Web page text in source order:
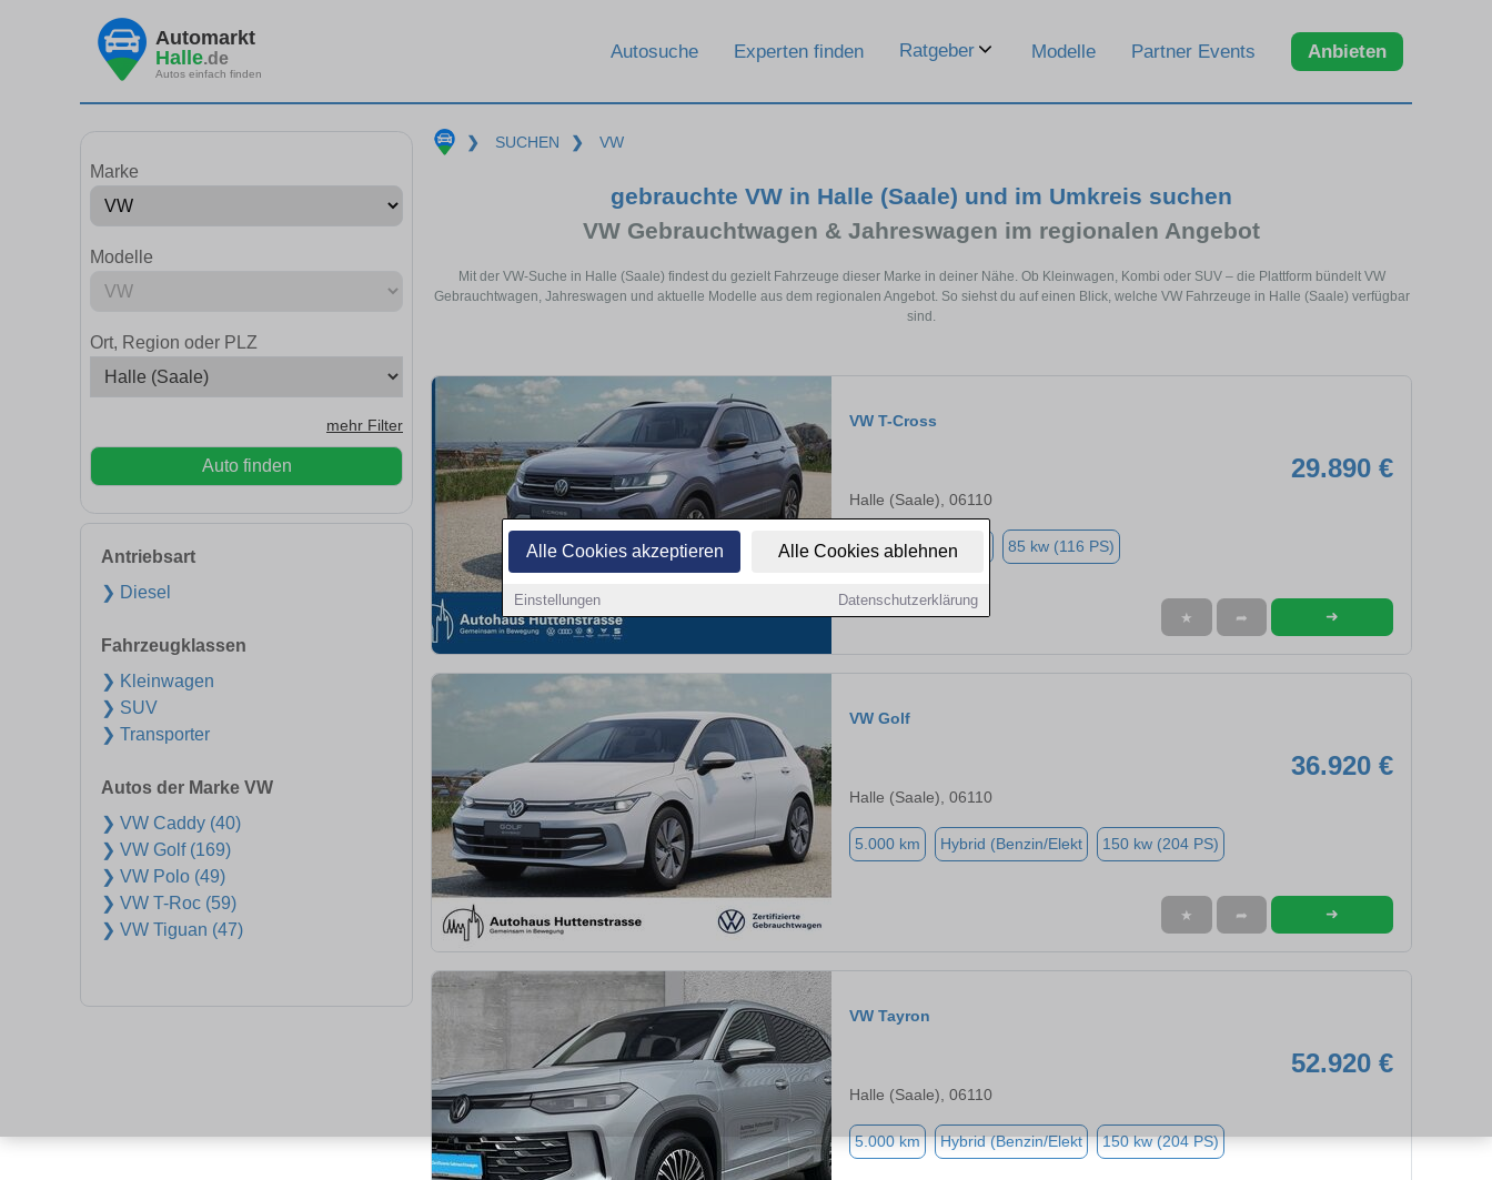
Alle Cookies akzeptieren Alle Cookies ablehnen
Einstellungen Datenschutzerklärung
Automarkt
Halle.de
Autos einfach finden
Autosuche Experten finden Ratgeber Modelle Partner Events Anbieten
Marke
Modelle
Ort, Region oder PLZ
mehr Filter
Auto finden
Antriebsart
❯ Diesel
Fahrzeugklassen
❯ Kleinwagen
❯ SUV
❯ Transporter
Autos der Marke VW
❯ VW Caddy (40)
❯ VW Golf (169)
❯ VW Polo (49)
❯ VW T-Roc (59)
❯ VW Tiguan (47)
❯ SUCHEN ❯ VW
gebrauchte VW in Halle (Saale) und im Umkreis suchen
VW Gebrauchtwagen & Jahreswagen im regionalen Angebot
Mit der VW-Suche in Halle (Saale) findest du gezielt Fahrzeuge dieser Marke in deiner Nähe. Ob Kleinwagen, Kombi oder SUV – die Plattform bündelt VW
Gebrauchtwagen, Jahreswagen und aktuelle Modelle aus dem regionalen Angebot. So siehst du auf einen Blick, welche VW Fahrzeuge in Halle (Saale) verfügbar
sind.
VW T-Cross
29.890 €
Halle (Saale), 06110
2.500 km Benzin 85 kw (116 PS)
★ ➦ ➜
VW Golf
36.920 €
Halle (Saale), 06110
5.000 km Hybrid (Benzin/Elekt 150 kw (204 PS)
★ ➦ ➜
VW Tayron
52.920 €
Halle (Saale), 06110
5.000 km Hybrid (Benzin/Elekt 150 kw (204 PS)